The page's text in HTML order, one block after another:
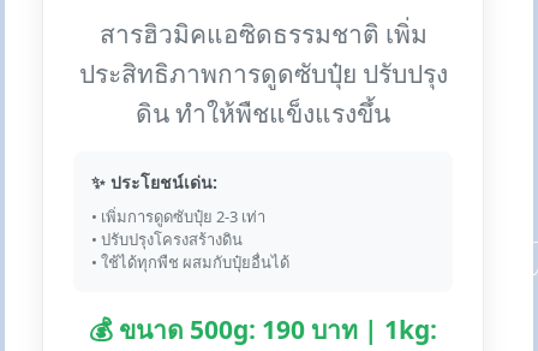
สารฮิวมิคแอซิดธรรมชาติ เพิ่ม
ประสิทธิภาพการดูดซับปุ๋ย ปรับปรุง
ดิน ทำให้พืชแข็งแรงขึ้น
✨ ประโยชน์เด่น:
• เพิ่มการดูดซับปุ๋ย 2-3 เท่า
• ปรับปรุงโครงสร้างดิน
• ใช้ได้ทุกพืช ผสมกับปุ๋ยอื่นได้
💰 ขนาด 500g: 190 บาท | 1kg: